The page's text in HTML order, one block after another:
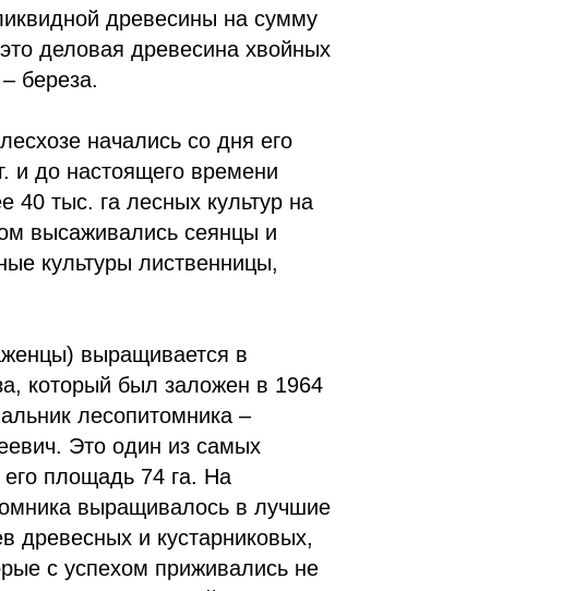
древесины на сумму
деловая древесина хвойных
береза.
начались со дня его
и до настоящего времени
40 тыс. га лесных культур на
высаживались сеянцы и
культуры лиственницы,
выращивается в
который был заложен в 1964
лесопитомника –
Это один из самых
площадь 74 га. На
выращивалось в лучшие
древесных и кустарниковых,
с успехом приживались не